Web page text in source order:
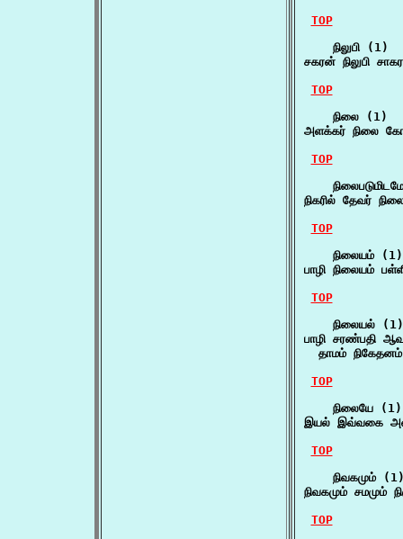
TOP
    நிலுபி (1)
சகரன் நிலுபி
TOP
    நிலை (1)
அளக்கர் நிலை
TOP
நிகரில் தேவர்
TOP
    நிலையம் (1)
பாழி நிலையம்
TOP
    நிலையல் (1)
பாழி சரண்பதி
தாமம்
TOP
    நிலையே (1)
இயல் இவ்வகை
TOP
நிவகமும்
நிவகமும் சமமும்
TOP